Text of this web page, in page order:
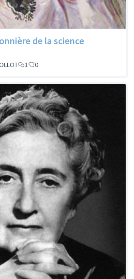
de la science
1 0